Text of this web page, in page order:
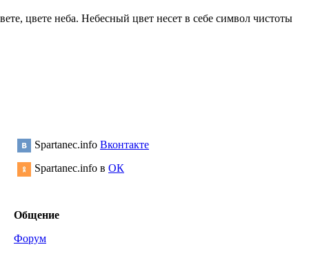
цвете неба. Небесный цвет несет в себе символ чистоты
Spartanec.info Вконтакте
Spartanec.info в ОК
Общение
Форум